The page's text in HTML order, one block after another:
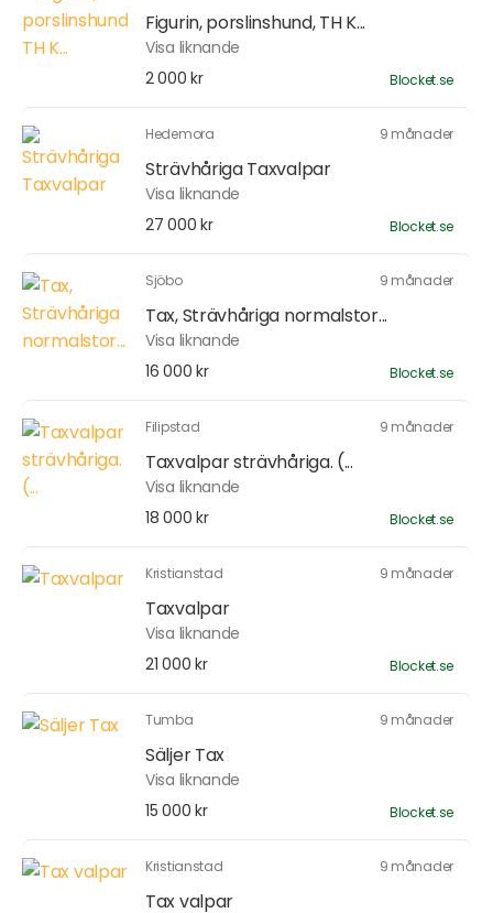
Figurin, porslinshund, TH K...
Visa liknande
2 000 kr
Blocket.se
Hedemora 9 månader
Strävhåriga Taxvalpar
Visa liknande
27 000 kr
Blocket.se
Sjöbo 9 månader
Tax, Strävhåriga normalstor...
Visa liknande
16 000 kr
Blocket.se
Filipstad 9 månader
Taxvalpar strävhåriga. (...
Visa liknande
18 000 kr
Blocket.se
Kristianstad 9 månader
Taxvalpar
Visa liknande
21 000 kr
Blocket.se
Tumba 9 månader
Säljer Tax
Visa liknande
15 000 kr
Blocket.se
Kristianstad 9 månader
Tax valpar